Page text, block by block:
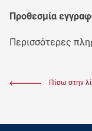
Προθεσμία
Περισσότερες
Πίσω στην